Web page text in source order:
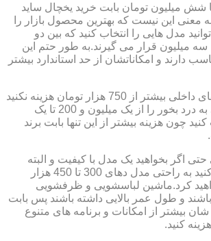
یا شش میلیون تومان بابت خرید یخچال ساید
معنی این نیست که بهترین محصول بازار را
مدل هایی را انتخاب کنید که بین دو
500 هزار تا سه میلیون قرار می گیرند.به طور حتم این
دارند و امکاناتشان از حد استاندارد بیشتر
برای خرید اجاق گازهای داخلی بیشتر از 750 هزار تومان هزینه نکنید
اما مدل های وارداتی به درد بخور را از یک میلیون و 200 تا یک
800 انتخاب کنید چون هزینه بیشتر از این تنها بابت برند
اگر بخواهید یک مدل با کیفیت و البته
مخزن دار را انتخاب کنید به راحتی مدل دهای 300 تا 450 هزار
کرد.ماشین لباسشویی و ظرفشویی
باشند و طول عمر بالایی داشته باشند پس بابت
بیشتر از امکانات و برنامه های متنوع
کنید.